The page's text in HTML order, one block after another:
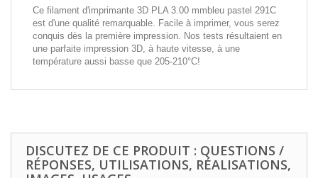
Ce filament d'imprimante 3D PLA 3.00 mmbleu pastel 291C
est d'une qualité remarquable. Facile à imprimer, vous serez
conquis dès la première impression. Nos tests résultaient en
une parfaite impression 3D, à haute vitesse, à une
température aussi basse que 205-210°C!
DISCUTEZ DE CE PRODUIT : QUESTIONS /
RÉPONSES, UTILISATIONS, RÉALISATIONS,